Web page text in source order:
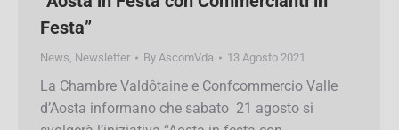
“Aosta in Festa con Commercianti in
Festa”
News, Newsletter By AscomVda 13 Agosto 2021
La Chambre Valdôtaine e Confcommercio Valle
d’Aosta informano che sabato 21 agosto si